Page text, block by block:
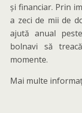
și financiar. Prin
a zeci de mii de
ajută anual
bolnavi să
momente.
Mai multe